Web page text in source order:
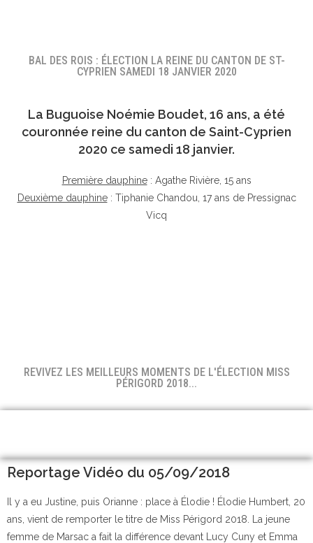
BAL DES ROIS : ÉLECTION LA REINE DU CANTON DE ST-
CYPRIEN SAMEDI 18 JANVIER 2020
La Buguoise Noémie Boudet, 16 ans, a été
couronnée reine du canton de Saint-Cyprien
2020 ce samedi 18 janvier.
Première dauphine: Agathe Rivière, 15 ans
Deuxième dauphine: Tiphanie Chandou, 17 ans de Pressignac
Vicq
REVIVEZ LES MEILLEURS MOMENTS DE L'ÉLECTION MISS
PÉRIGORD 2018...
Reportage Vidéo du 05/09/2018
Il y a eu Justine, puis Orianne : place à Élodie ! Élodie Humbert, 20
ans, vient de remporter le titre de Miss Périgord 2018. La jeune
femme de Marsac a fait la différence devant Lucy Cuny et Emma